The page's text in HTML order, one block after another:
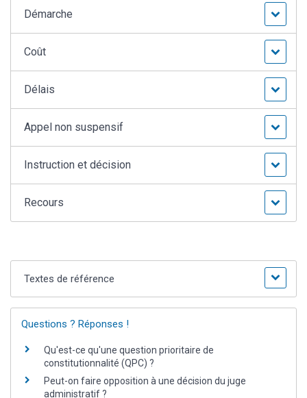
Démarche
Coût
Délais
Appel non suspensif
Instruction et décision
Recours
Textes de référence
Questions ? Réponses !
Qu'est-ce qu'une question prioritaire de
constitutionnalité (QPC) ?
Peut-on faire opposition à une décision du juge
administratif ?